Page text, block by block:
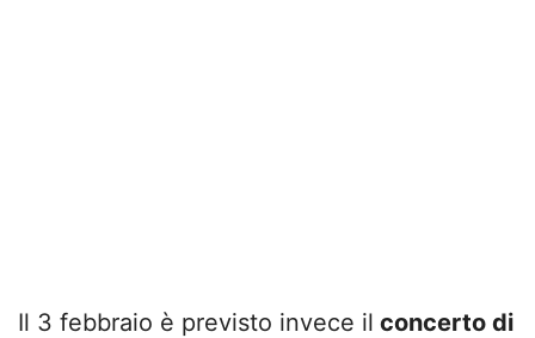
Il 3 febbraio è previsto invece il concerto di